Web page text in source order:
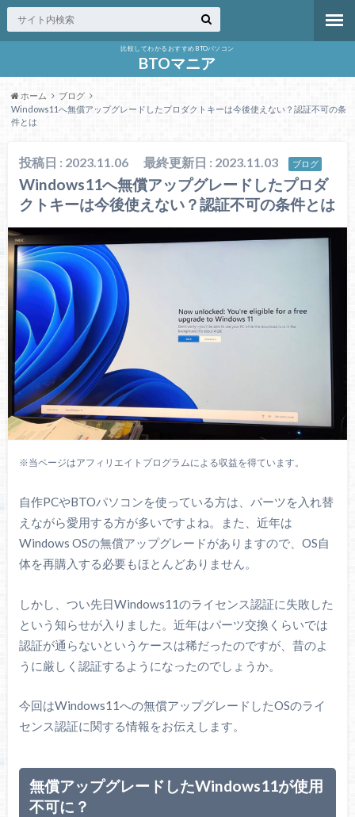
比較してわかるおすすめBTOパソコン
BTOマニア
ホーム
ブログ
Windows11へ無償アップグレードしたプロダクトキーは今後使えない？認証不可の条
件とは
投稿日 : 2023.11.06 最終更新日 : 2023.11.03 ブログ
Windows11へ無償アップグレードしたプロダ
クトキーは今後使えない？認証不可の条件とは
※当ページはアフィリエイトプログラムによる収益を得ています。
自作PCやBTOパソコンを使っている方は、パーツを入れ替
えながら愛用する方が多いですよね。また、近年は
Windows OSの無償アップグレードがありますので、OS自
体を再購入する必要もほとんどありません。
しかし、つい先日Windows11のライセンス認証に失敗した
という知らせが入りました。近年はパーツ交換くらいでは
認証が通らないというケースは稀だったのですが、昔のよ
うに厳しく認証するようになったのでしょうか。
今回はWindows11への無償アップグレードしたOSのライ
センス認証に関する情報をお伝えします。
無償アップグレードしたWindows11が使用
不可に？